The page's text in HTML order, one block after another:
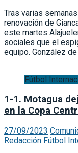
Tras varias
renovación de
este martes
sociales que el
equipo. González
Fútbol
1-1. Motagua
en la Copa
27/09/2023
Redacción Fútbol